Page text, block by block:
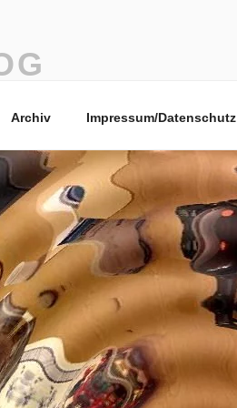
Archiv Impressum/Datenschutz